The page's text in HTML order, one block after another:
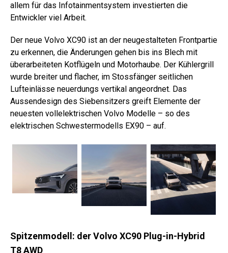
allem für das Infotainmentsystem investierten die
Entwickler viel Arbeit.
Der neue Volvo XC90 ist an der neugestalteten Frontpartie
zu erkennen, die Änderungen gehen bis ins Blech mit
überarbeiteten Kotflügeln und Motorhaube. Der Kühlergrill
wurde breiter und flacher, im Stossfänger seitlichen
Lufteinlässe neuerdungs vertikal angeordnet. Das
Aussendesign des Siebensitzers greift Elemente der
neuesten vollelektrischen Volvo Modelle – so des
elektrischen Schwestermodells EX90 – auf.
Spitzenmodell: der Volvo XC90 Plug-in-Hybrid
T8 AWD